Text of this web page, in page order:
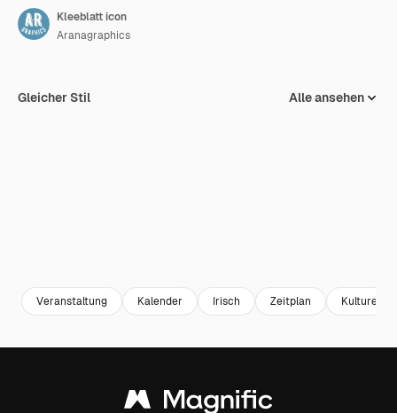
Kleeblatt icon
Aranagraphics
Gleicher Stil Alle ansehen
Veranstaltung Kalender Irisch Zeitplan Kulturen